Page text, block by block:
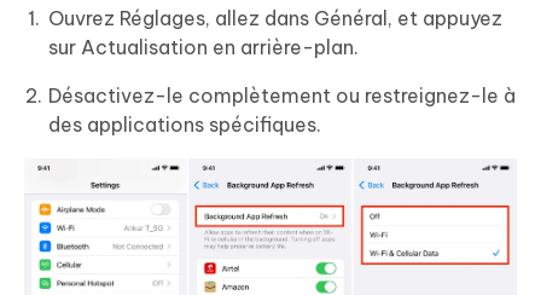
Ouvrez Réglages, allez dans Général, et appuyez
sur Actualisation en arrière-plan.
Désactivez-le complètement ou restreignez-le à
des applications spécifiques.